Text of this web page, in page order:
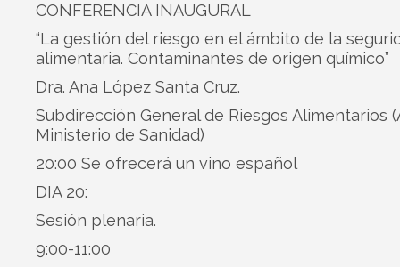
CONFERENCIA INAUGURAL
“La gestión del riesgo en el ámbito de la
alimentaria. Contaminantes de origen químico”
Dra. Ana López Santa Cruz.
Subdirección General de Riesgos Alimentarios
Ministerio de Sanidad)
20:00 Se ofrecerá un vino español
DIA 20:
Sesión plenaria.
9:00-11:00